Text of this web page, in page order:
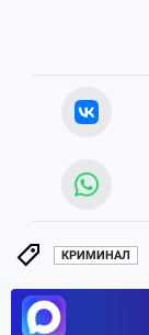
КРИМИНАЛ